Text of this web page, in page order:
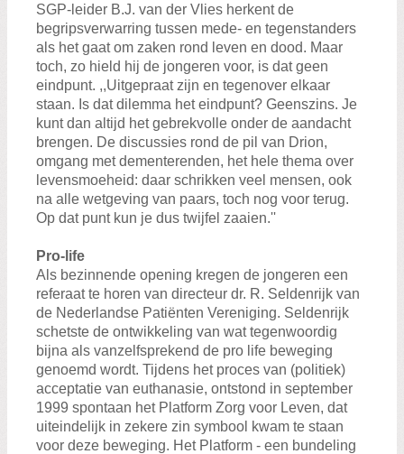
SGP-leider B.J. van der Vlies herkent de
begripsverwarring tussen mede- en tegenstanders
als het gaat om zaken rond leven en dood. Maar
toch, zo hield hij de jongeren voor, is dat geen
eindpunt. ,,Uitgepraat zijn en tegenover elkaar
staan. Is dat dilemma het eindpunt? Geenszins. Je
kunt dan altijd het gebrekvolle onder de aandacht
brengen. De discussies rond de pil van Drion,
omgang met dementerenden, het hele thema over
levensmoeheid: daar schrikken veel mensen, ook
na alle wetgeving van paars, toch nog voor terug.
Op dat punt kun je dus twijfel zaaien.''
Pro-life
Als bezinnende opening kregen de jongeren een
referaat te horen van directeur dr. R. Seldenrijk van
de Nederlandse Patiënten Vereniging. Seldenrijk
schetste de ontwikkeling van wat tegenwoordig
bijna als vanzelfsprekend de pro life beweging
genoemd wordt. Tijdens het proces van (politiek)
acceptatie van euthanasie, ontstond in september
1999 spontaan het Platform Zorg voor Leven, dat
uiteindelijk in zekere zin symbool kwam te staan
voor deze beweging. Het Platform - een bundeling